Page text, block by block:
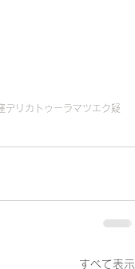
デリカトゥーラマツエク疑
すべて表示